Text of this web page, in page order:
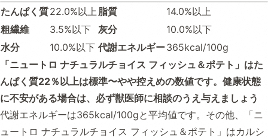
たんぱく質22.0%以上 脂質
14.0%以上
粗繊維
3.5%以下 灰分
10.0%以下
水分
10.0%以下 代謝エネルギー365kcal/100g
「ニュートロ ナチュラルチョイス フィッシュ＆ポテト」はた
んぱく質22％以上は標準〜やや控えめの数値です。健康状態
に不安がある場合は、必ず獣医師に相談のうえ与えましょう
代謝エネルギーは365kcal/100gと平均値です。その他、「ニ
ュートロ ナチュラルチョイス フィッシュ＆ポテト」はカルシ